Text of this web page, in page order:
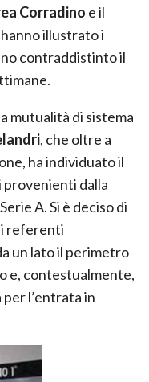
Corradino e il
hanno illustrato i
contraddistinto il
mutualità di sistema
, che oltre a
ha individuato il
provenienti dalla
A. Si è deciso di
referenti
un lato il perimetro
e, contestualmente,
l’entrata in